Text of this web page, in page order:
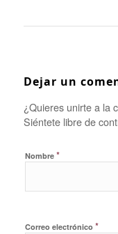
Dejar un
¿Quieres unirte a la
Siéntete libre de
Nombre *
Correo electrónico *